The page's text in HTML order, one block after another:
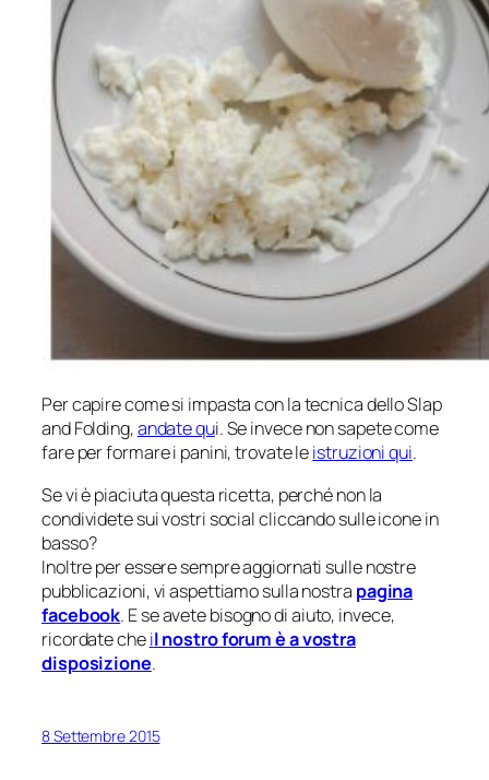
Per capire come si impasta con la tecnica dello Slap
and Folding,andate qui. Se invece non sapete come
fare per formare i panini, trovate leistruzioni qui.
Se vi è piaciuta questa ricetta, perché non la
condividete sui vostri social cliccando sulle icone in
basso?
Inoltre per essere sempre aggiornati sulle nostre
pubblicazioni, vi aspettiamo sulla nostra pagina
facebook. E se avete bisogno di aiuto, invece,
ricordate cheil nostro forum è a vostra
disposizione.
8 Settembre 2015